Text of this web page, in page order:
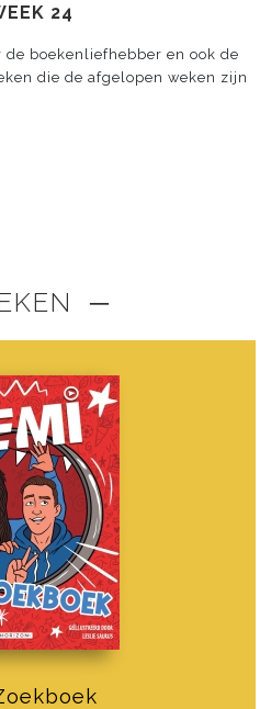
24
de boekenliefhebber en ook de
die de afgelopen weken zijn
─